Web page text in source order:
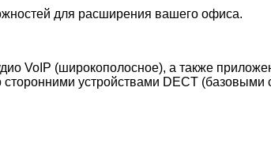
для расширения вашего офиса.
VoIP (широкополосное), а также
устройствами DECT (базовыми